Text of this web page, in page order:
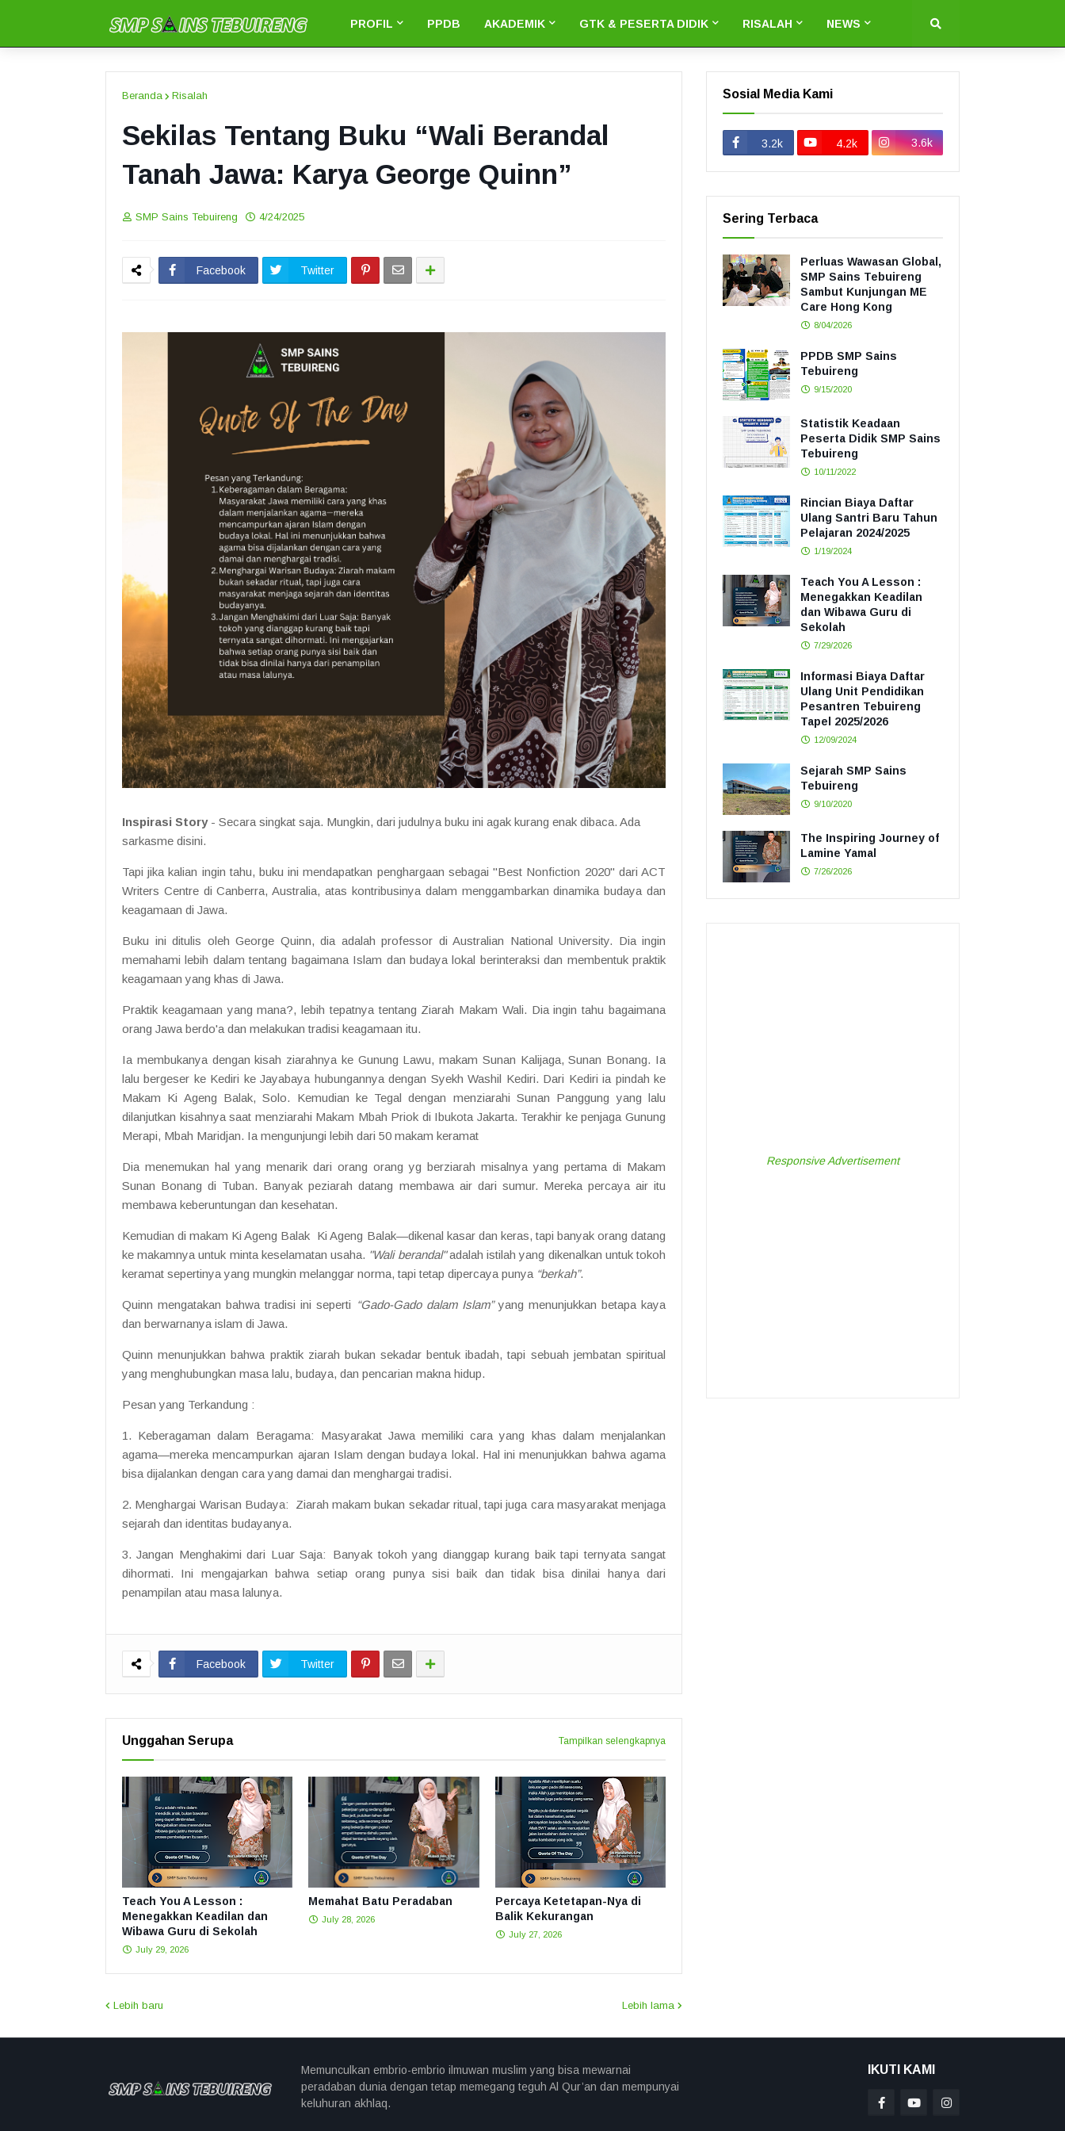
PROFIL PPDB AKADEMIK GTK & PESERTA DIDIK RISALAH NEWS
Beranda Risalah
Sekilas Tentang Buku “Wali Berandal
Tanah Jawa: Karya George Quinn”
SMP Sains Tebuireng 4/24/2025
Facebook Twitter
Inspirasi Story- Secara singkat saja. Mungkin, dari judulnya buku ini agak kurang enak dibaca. Ada
sarkasme disini.
Tapi jika kalian ingin tahu, buku ini mendapatkan penghargaan sebagai "Best Nonfiction 2020" dari ACT
Writers Centre di Canberra, Australia, atas kontribusinya dalam menggambarkan dinamika budaya dan
keagamaan di Jawa.
Buku ini ditulis oleh George Quinn, dia adalah professor di Australian National University. Dia ingin
memahami lebih dalam tentang bagaimana Islam dan budaya lokal berinteraksi dan membentuk praktik
keagamaan yang khas di Jawa.
Praktik keagamaan yang mana?, lebih tepatnya tentang Ziarah Makam Wali. Dia ingin tahu bagaimana
orang Jawa berdo'a dan melakukan tradisi keagamaan itu.
Ia membukanya dengan kisah ziarahnya ke Gunung Lawu, makam Sunan Kalijaga, Sunan Bonang. Ia
lalu bergeser ke Kediri ke Jayabaya hubungannya dengan Syekh Washil Kediri. Dari Kediri ia pindah ke
Makam Ki Ageng Balak, Solo. Kemudian ke Tegal dengan menziarahi Sunan Panggung yang lalu
dilanjutkan kisahnya saat menziarahi Makam Mbah Priok di Ibukota Jakarta. Terakhir ke penjaga Gunung
Merapi, Mbah Maridjan. Ia mengunjungi lebih dari 50 makam keramat
Dia menemukan hal yang menarik dari orang orang yg berziarah misalnya yang pertama di Makam
Sunan Bonang di Tuban. Banyak peziarah datang membawa air dari sumur. Mereka percaya air itu
membawa keberuntungan dan kesehatan.
Kemudian di makam Ki Ageng Balak Ki Ageng Balak—dikenal kasar dan keras, tapi banyak orang datang
ke makamnya untuk minta keselamatan usaha. "Wali berandal"adalah istilah yang dikenalkan untuk tokoh
keramat sepertinya yang mungkin melanggar norma, tapi tetap dipercaya punya “berkah”.
Quinn mengatakan bahwa tradisi ini seperti “Gado-Gado dalam Islam”yang menunjukkan betapa kaya
dan berwarnanya islam di Jawa.
Quinn menunjukkan bahwa praktik ziarah bukan sekadar bentuk ibadah, tapi sebuah jembatan spiritual
yang menghubungkan masa lalu, budaya, dan pencarian makna hidup.
Pesan yang Terkandung :
1. Keberagaman dalam Beragama: Masyarakat Jawa memiliki cara yang khas dalam menjalankan
agama—mereka mencampurkan ajaran Islam dengan budaya lokal. Hal ini menunjukkan bahwa agama
bisa dijalankan dengan cara yang damai dan menghargai tradisi.
2. Menghargai Warisan Budaya: Ziarah makam bukan sekadar ritual, tapi juga cara masyarakat menjaga
sejarah dan identitas budayanya.
3. Jangan Menghakimi dari Luar Saja: Banyak tokoh yang dianggap kurang baik tapi ternyata sangat
dihormati. Ini mengajarkan bahwa setiap orang punya sisi baik dan tidak bisa dinilai hanya dari
penampilan atau masa lalunya.
Facebook Twitter
Unggahan Serupa Tampilkan selengkapnya
Teach You A Lesson :
Menegakkan Keadilan dan
Wibawa Guru di Sekolah
July 29, 2026
Memahat Batu Peradaban
July 28, 2026
Percaya Ketetapan-Nya di
Balik Kekurangan
July 27, 2026
Lebih baru Lebih lama
Sosial Media Kami
3.2k 4.2k 3.6k
Sering Terbaca
Perluas Wawasan Global,
SMP Sains Tebuireng
Sambut Kunjungan ME
Care Hong Kong
8/04/2026
PPDB SMP Sains
Tebuireng
9/15/2020
Statistik Keadaan
Peserta Didik SMP Sains
Tebuireng
10/11/2022
Rincian Biaya Daftar
Ulang Santri Baru Tahun
Pelajaran 2024/2025
1/19/2024
Teach You A Lesson :
Menegakkan Keadilan
dan Wibawa Guru di
Sekolah
7/29/2026
Informasi Biaya Daftar
Ulang Unit Pendidikan
Pesantren Tebuireng
Tapel 2025/2026
12/09/2024
Sejarah SMP Sains
Tebuireng
9/10/2020
The Inspiring Journey of
Lamine Yamal
7/26/2026
Responsive Advertisement
Memunculkan embrio-embrio ilmuwan muslim yang bisa mewarnai
peradaban dunia dengan tetap memegang teguh Al Qur’an dan mempunyai
keluhuran akhlaq.
IKUTI KAMI